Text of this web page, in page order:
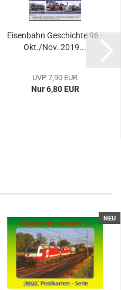
Eisenbahn Geschichte 96 ·
Okt./Nov. 2019...
UVP 7,90 EUR
Nur 6,80 EUR
NEU